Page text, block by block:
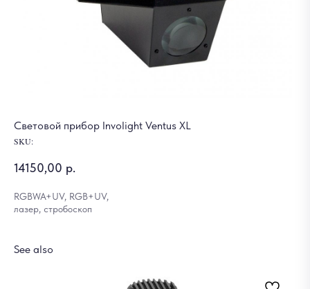
Световой прибор Involight Ventus XL
SKU:
14150,00 р.
RGBWA+UV, RGB+UV,
лазер, стробоскоп
See also